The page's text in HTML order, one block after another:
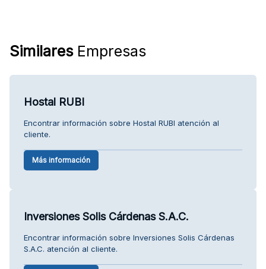
SimilaresEmpresas
Hostal RUBI
Encontrar información sobre Hostal RUBI atención al
cliente.
Más información
Inversiones Solis Cárdenas S.A.C.
Encontrar información sobre Inversiones Solis Cárdenas
S.A.C. atención al cliente.